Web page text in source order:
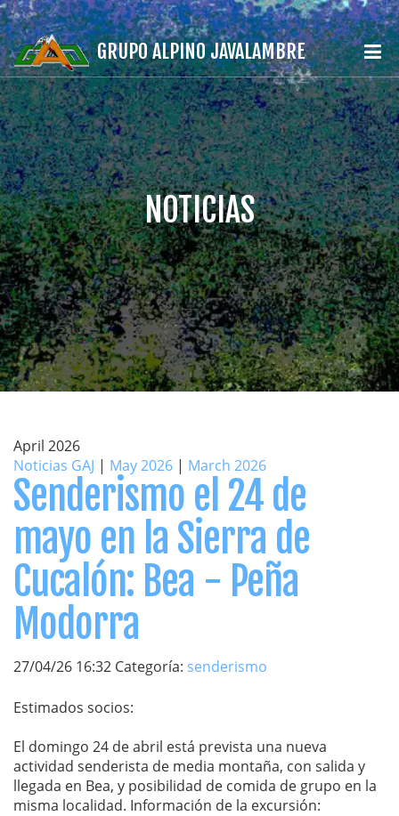
GRUPO ALPINO JAVALAMBRE
NOTICIAS
April 2026
Noticias GAJ | May 2026 | March 2026
Senderismo el 24 de
mayo en la Sierra de
Cucalón: Bea - Peña
Modorra
27/04/26 16:32 Categoría: senderismo
Estimados socios:
El domingo 24 de abril está prevista una nueva
actividad senderista de media montaña, con salida y
llegada en Bea, y posibilidad de comida de grupo en la
misma localidad. Información de la excursión: